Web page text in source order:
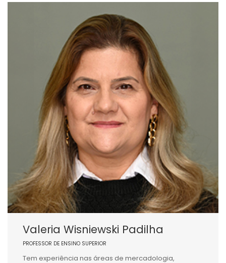
Valeria Wisniewski Padilha
PROFESSOR DE ENSINO SUPERIOR
Tem experiência nas áreas de mercadologia,